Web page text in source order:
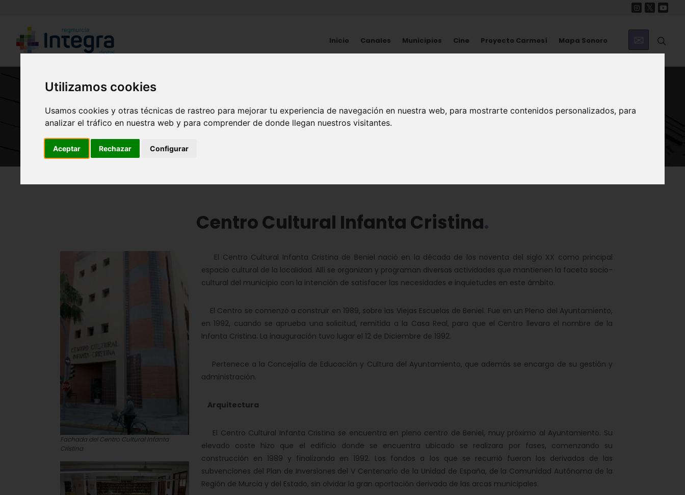
Utilizamos cookies
Usamos cookies y otras técnicas de rastreo para mejorar tu experiencia de navegación en nuestra web, para mostrarte contenidos personalizados, para
analizar el tráfico en nuestra web y para comprender de donde llegan nuestros visitantes.
Aceptar Rechazar Configurar
Inicio Canales Municipios Cine Proyecto Carmesí Mapa Sonoro
Centro Cultural Infanta Cristina
Centro Cultural Infanta Cristina
El Centro Cultural Infanta Cristina de Beniel nació en la década de los noventa del siglo XX como principal
espacio cultural de la localidad. Allí se organizan y programan diversas actividades que mantienen la faceta socio-
cultural del municipio con la intención de satisfacer las necesidades e inquietudes en este ámbito.
El Centro se comenzó a construir en 1989, sobre las Viejas Escuelas de Beniel. Fue en un Pleno del Ayuntamiento,
en 1992, cuando se aprueba una solicitud, remitida a la Casa Real, para que el Centro llevara el nombre de la
Infanta Cristina. La inauguración tuvo lugar el 12 de Diciembre de 1992.
Pertenece a la Concejalía de Educación y Cultura del Ayuntamiento, que además se encarga de su gestión y
administración.
Arquitectura
El Centro Cultural Infanta Cristina se encuentra en pleno centro de Beniel, muy próximo al Ayuntamiento. Su
elevado coste hizo que el edificio donde se encuentra ubicado se realizara por fases, comenzando su
construcción en 1989 y finalizanda en 1992. Los fondos a los que se recurrió fueron los derivados de las
subvenciones del Plan de Inversiones del V Centenario de la Unidad de España, de la Comunidad Autónoma de la
Región de Murcia y del Estado, sin olvidar la gran aportación derivada de las arcas municipales.
Fachada del Centro Cultural Infanta
Cristina